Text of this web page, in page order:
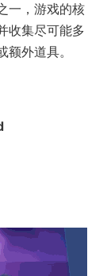
一，游戏的核
收集尽可能多
外道具。